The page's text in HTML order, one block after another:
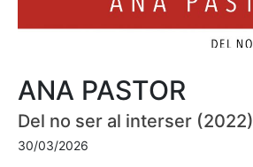
ANA PASTOR
Del no ser al interser (2022)
30/03/2026